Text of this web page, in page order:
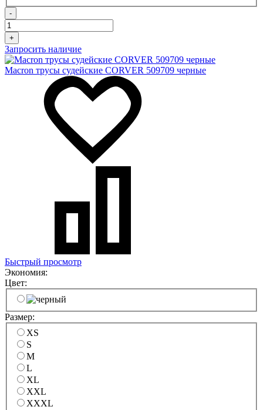
-
+
Запросить наличие
Macron трусы судейские CORVER 509709 черные
Быстрый просмотр
Экономия:
Цвет:
Размер:
XS
S
M
L
XL
XXL
XXXL